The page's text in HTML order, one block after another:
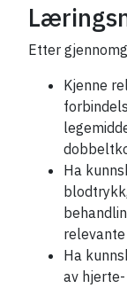
Etter
Kjenne
Ha
Ha
av